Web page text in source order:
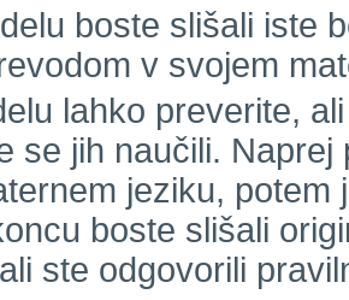
boste slišali iste
v svojem
lahko preverite,
se jih naučili.
jeziku,
boste slišali
ste odgovorili